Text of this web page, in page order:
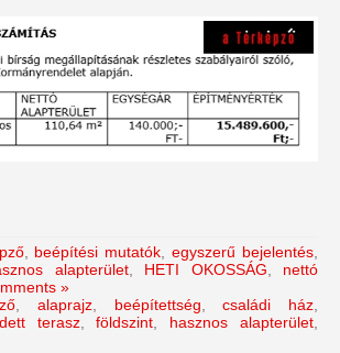
, beépítési mutatók ,egyszerű bejelentés
alapterület, HETI OKOSSÁG
nettó
»
,alaprajz beépítettség ,családi ház
terasz,földszint hasznos alapterület